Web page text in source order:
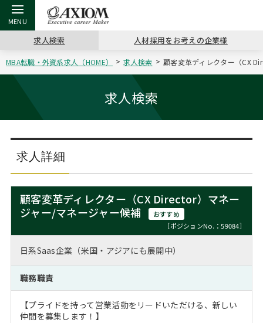
戻る
アクシアムの特長
戻る
コンサ
サービス案内
戻る
キャリ
コンサルタントの紹介
戻る
キャリア支援 TOP
キャリアデザイン講座
（最新求人市場動向）
戻る
MBAの
ステージ別アドバイス
MBAの転職事例
MBAからのFAQ
MBA留学生数の推移
戻る
日本か
インターン受入企業一覧
MBAを生かす求人特集
戻る
転職ツール TOP
英文レジュメの書き方
戻る
パワー
職務経歴書の書き方
よくある面接Q&A集
戻る
転職コラム TOP
“展”職相談室
転職市場の明日をよめ
転職成功への4つの鍵
注目企業インタビュー
戻る
イベント・セミナー TOP
ジョブフェア
キャリアデザインセミナー
キャリアフォーラム
Career Talk Live
MBA NETWORKING
戻る
会社概要 TOP
沿革
主なクライアント
採用情報
ニュースリリース
求人検索 人材採用をお考えの企業様
MBA転職・外資系求人（HOME） 求人検索 顧客変革ディレクター（CX
求人検索
求人詳細
顧客変革ディレクター（CX Director）マネー
ジャー/マネージャー候補
おすすめ
［ポジションNo.：59084］
日系Saas企業（米国・アジアにも展開中）
職務職責
【プライドを持って営業活動をリードいただける、新しい
仲間を募集します！】